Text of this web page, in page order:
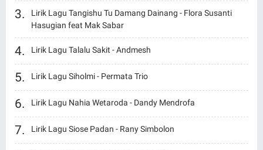
Lirik Lagu Tangishu Tu Damang Dainang - Flora Susanti
Hasugian feat Mak Sabar
Lirik Lagu Talalu Sakit - Andmesh
Lirik Lagu Siholmi - Permata Trio
Lirik Lagu Nahia Wetaroda - Dandy Mendrofa
Lirik Lagu Siose Padan - Rany Simbolon